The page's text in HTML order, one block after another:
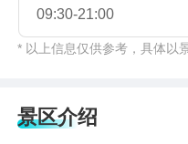
09:30-21:00
* 以上信息仅供参考，具体以
景区介绍